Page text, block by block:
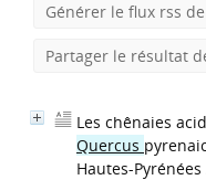
Générer le flux rss
Partager le résultat
Les chênaies
Quercus
Hautes-Pyrénées